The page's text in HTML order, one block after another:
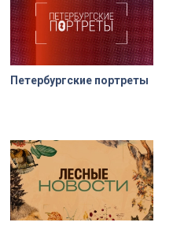
Петербургские портреты